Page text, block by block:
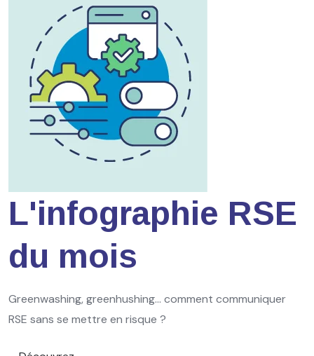
L'infographie RSE
du mois
Greenwashing, greenhushing… comment communiquer
RSE sans se mettre en risque ?